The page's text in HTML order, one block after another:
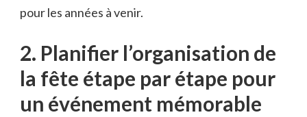
‌pour⁢ les⁣ années⁤ à⁢ venir.
2. Planifier l’organisation ⁣de
la fête étape par étape pour
un événement mémorable